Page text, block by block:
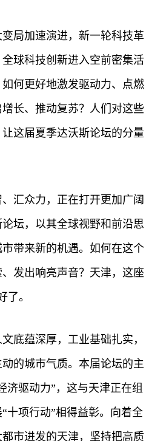
局加速演进，新一轮科技革
球科技创新进入空前密集活
何更好地激发驱动力、点燃
长、推动复苏？人们对这些
这届夏季达沃斯论坛的分量
汇众力，正在打开更加广阔
坛，以其全球视野和前沿思
带来新的机遇。如何在这个
发出响亮声音？天津，这座
了。
底蕴深厚，工业基础扎实，
的城市气质。本届论坛的主
济驱动力”，这与天津正在组
十项行动”相得益彰。向着全
市进发的天津，坚持把高质